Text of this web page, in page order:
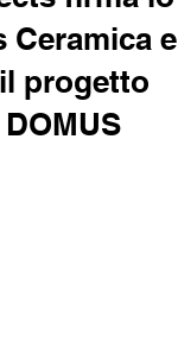
e
progetto